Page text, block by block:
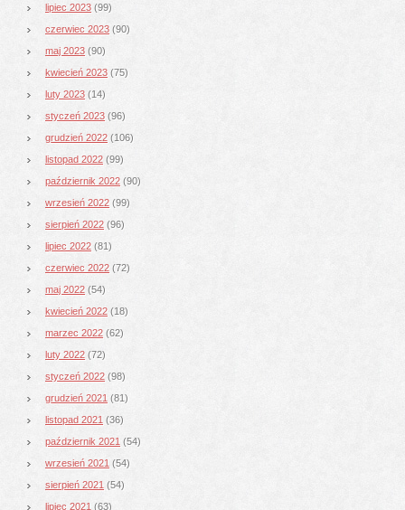
lipiec 2023 (99)
czerwiec 2023 (90)
maj 2023 (90)
kwiecień 2023 (75)
luty 2023 (14)
styczeń 2023 (96)
grudzień 2022 (106)
listopad 2022 (99)
październik 2022 (90)
wrzesień 2022 (99)
sierpień 2022 (96)
lipiec 2022 (81)
czerwiec 2022 (72)
maj 2022 (54)
kwiecień 2022 (18)
marzec 2022 (62)
luty 2022 (72)
styczeń 2022 (98)
grudzień 2021 (81)
listopad 2021 (36)
październik 2021 (54)
wrzesień 2021 (54)
sierpień 2021 (54)
lipiec 2021 (63)